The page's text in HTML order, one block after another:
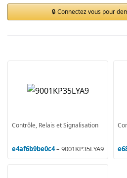
Connectez vous pour
Contrôle, Relais et Signalisation
e4af6b9be0c4– 9001KP35LYA9